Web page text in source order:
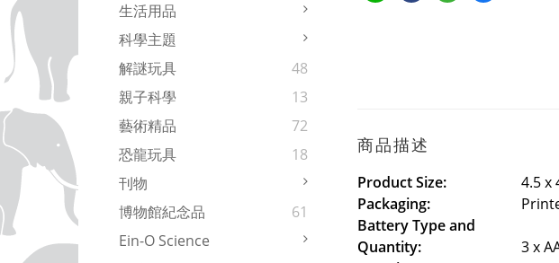
生活用品
科學主題
解謎玩具
48
親子科學
13
藝術精品
72
恐龍玩具
18
刊物
博物館紀念品
61
Ein-O Science
商品描述
Product Size:
4.5 x
Packaging:
Battery Type and
Quantity:
3 x